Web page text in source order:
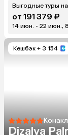
Выгодные туры
от 191 379 ₽
14 июн. - 22 июн.,
Кешбэк + 3 154
Dizalya